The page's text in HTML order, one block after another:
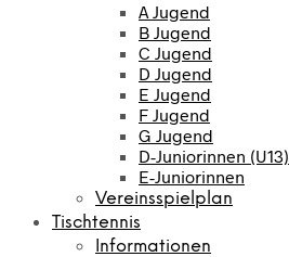
A Jugend
B Jugend
C Jugend
D Jugend
E Jugend
F Jugend
G Jugend
D-Juniorinnen (U13)
E-Juniorinnen
Vereinsspielplan
Tischtennis
Informationen